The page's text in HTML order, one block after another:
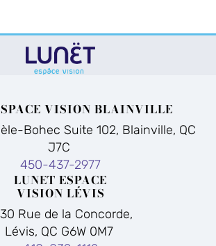
VISION BLAINVILLE
Bohec Suite 102, Blainville, QC
J7C
450-437-2977
LUNET ESPACE
VISION LÉVIS
Rue de la Concorde,
Lévis, QC G6W 0M7